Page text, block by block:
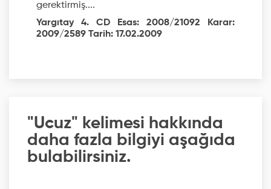
gerektirmiş....
Yargıtay 4. CD Esas: 2008/21092 Karar:
2009/2589 Tarih: 17.02.2009
"Ucuz" kelimesi hakkında
daha fazla bilgiyi aşağıda
bulabilirsiniz.